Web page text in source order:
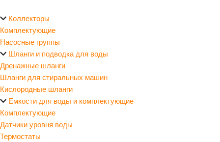
Коллекторы
Комплектующие
Насосные группы
Шланги и подводка для воды
Дренажные шланги
Шланги для стиральных машин
Кислородные шланги
Емкости для воды и комплектующие
Комплектующие
Датчики уровня воды
Термостаты